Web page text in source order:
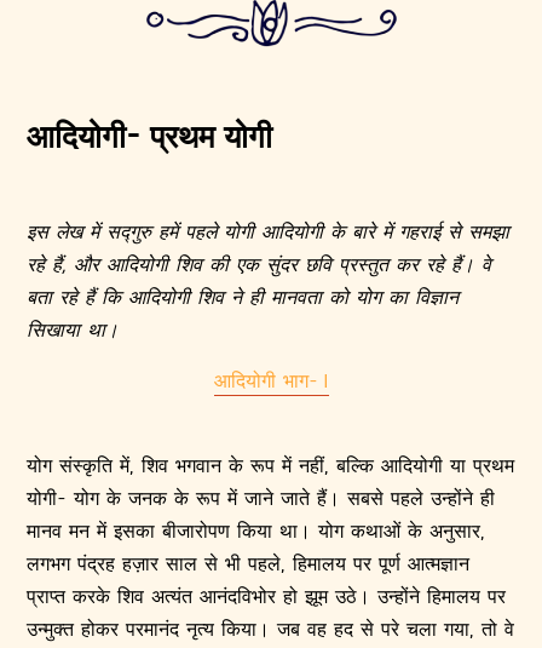
आदियोगी- प्रथम योगी
इस लेख में सद्गुरु हमें पहले योगी आदियोगी के बारे में गहराई से समझा
रहे हैं, और आदियोगी शिव की एक सुंदर छवि प्रस्तुत कर रहे हैं। वे
बता रहे हैं कि आदियोगी शिव ने ही मानवता को योग का विज्ञान
सिखाया था।
आदियोगी भाग- I
योग संस्कृति में, शिव भगवान के रूप में नहीं, बल्कि आदियोगी या प्रथम
योगी- योग के जनक के रूप में जाने जाते हैं। सबसे पहले उन्होंने ही
मानव मन में इसका बीजारोपण किया था। योग कथाओं के अनुसार,
लगभग पंद्रह हज़ार साल से भी पहले, हिमालय पर पूर्ण आत्मज्ञान
प्राप्त करके शिव अत्यंत आनंदविभोर हो झूम उठे। उन्होंने हिमालय पर
उन्मुक्त होकर परमानंद नृत्य किया। जब वह हद से परे चला गया, तो वे